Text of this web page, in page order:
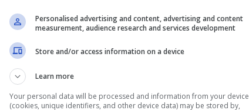
De Laurentiis, patron delNapoli
partenopea. Mazzarri è solo un
in grado di infiammare nuovamente la
Personalised advertising and content, advertising and content
measurement, audience research and services development
Store and/or access information on a device
Learn more
Your personal data will be processed and information from your device
(cookies, unique identifiers, and other device data) may be stored by,